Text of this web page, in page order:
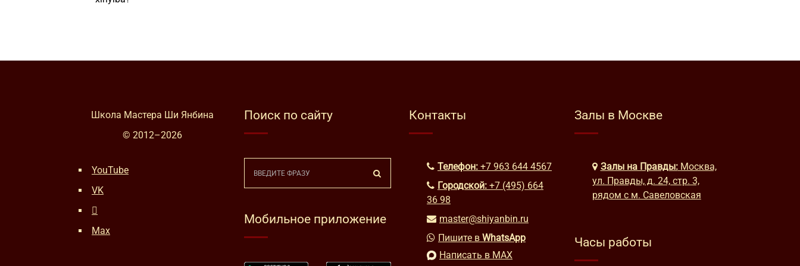
Школа Мастера Ши Янбина
© 2012–2026
YouTube
VK
Max
Поиск по сайту
Мобильное приложение
Контакты
Телефон: +7 963 644 4567
Городской: +7 (495) 664
36 98
master@shiyanbin.ru
Пишите в WhatsApp
Написать в MAX
Залы в Москве
Залы на Правды: Москва,
ул. Правды, д. 24, стр. 3,
рядом с м. Савеловская
Часы работы